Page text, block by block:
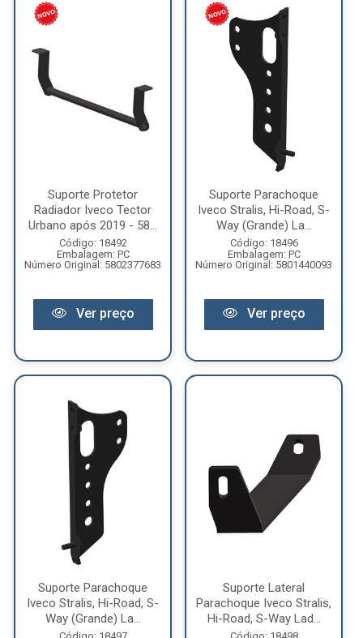
Suporte Protetor
Radiador Iveco Tector
Urbano após 2019 - 58...
Código: 18492
Embalagem: PC
Número Original: 5802377683
Ver preço
Suporte Parachoque
Iveco Stralis, Hi-Road, S-
Way (Grande) La...
Código: 18496
Embalagem: PC
Número Original: 5801440093
Ver preço
Suporte Parachoque
Iveco Stralis, Hi-Road, S-
Way (Grande) La...
Suporte Lateral
Parachoque Iveco Stralis,
Hi-Road, S-Way Lad...